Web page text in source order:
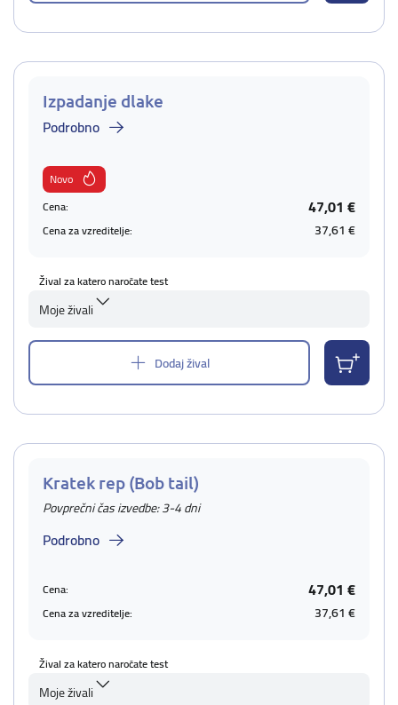
Izpadanje dlake
Podrobno
Novo
Cena:
47,01 €
Cena za vzreditelje: 37,61 €
Žival za katero naročate test
Moje živali
Dodaj žival
Kratek rep (Bob tail)
Povprečni čas izvedbe: 3-4 dni
Podrobno
Cena: 47,01 €
Cena za vzreditelje: 37,61 €
Žival za katero naročate test
Moje živali